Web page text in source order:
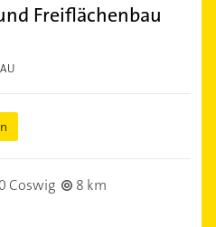
Freiflächenbau
Coswig
8 km